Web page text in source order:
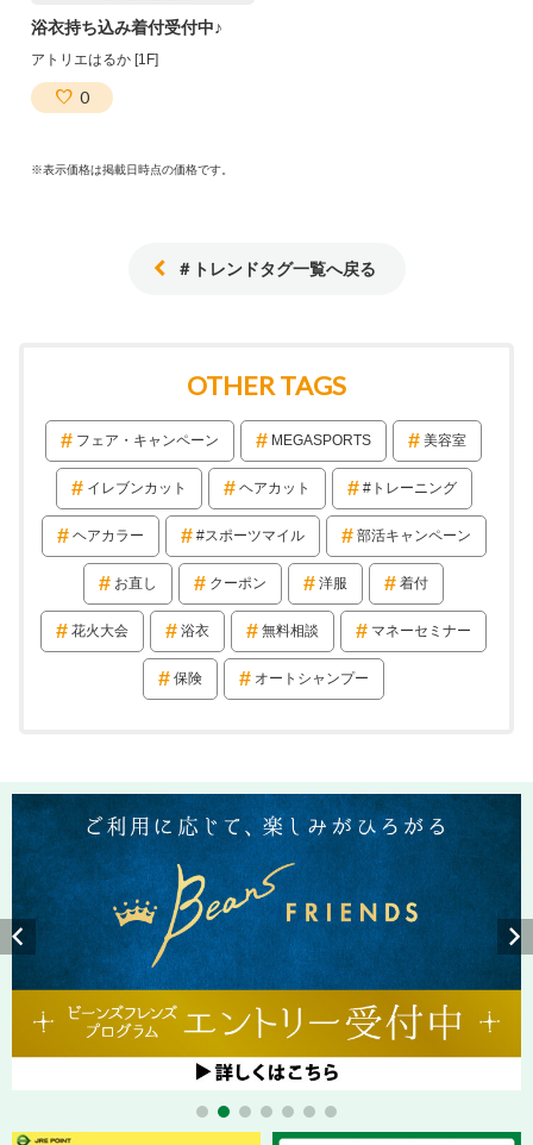
浴衣持ち込み着付受付中♪
アトリエはるか [1F]
0
※表示価格は掲載日時点の価格です。
＃トレンドタグ一覧へ戻る
OTHER TAGS
フェア・キャンペーン MEGASPORTS 美容室
イレブンカット ヘアカット #トレーニング
ヘアカラー #スポーツマイル 部活キャンペーン
お直し クーポン 洋服 着付
花火大会 浴衣 無料相談 マネーセミナー
保険 オートシャンプー